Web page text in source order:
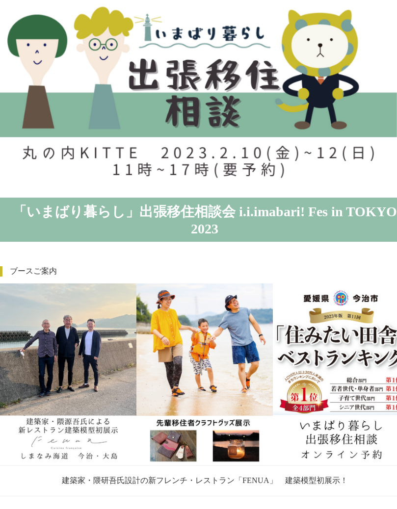
「いまばり暮らし」出張移住相談会 i.i.imabari! Fes in TOKYO
2023
ブースご案内
建築家・隈研吾氏設計の新フレンチ・レストラン「FENUA」 建築模型初展示！